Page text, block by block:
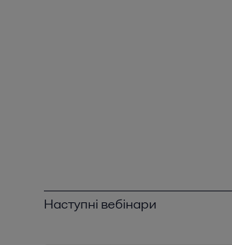
Наступні вебінари